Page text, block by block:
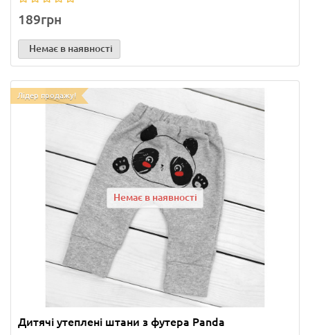
189грн
Немає в наявності
Лідер продажу!
Немає в наявності
Дитячі утеплені штани з футера Panda